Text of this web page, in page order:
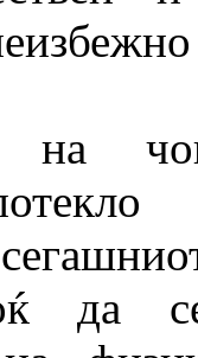
да